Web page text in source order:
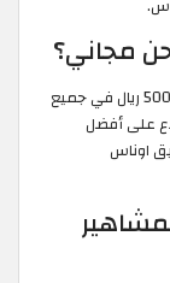
مجاني؟
يقدم كود خصم اوناس شحن مجاني للطلبات فوق 500 ريال في جميع
على أفضل
اوناس